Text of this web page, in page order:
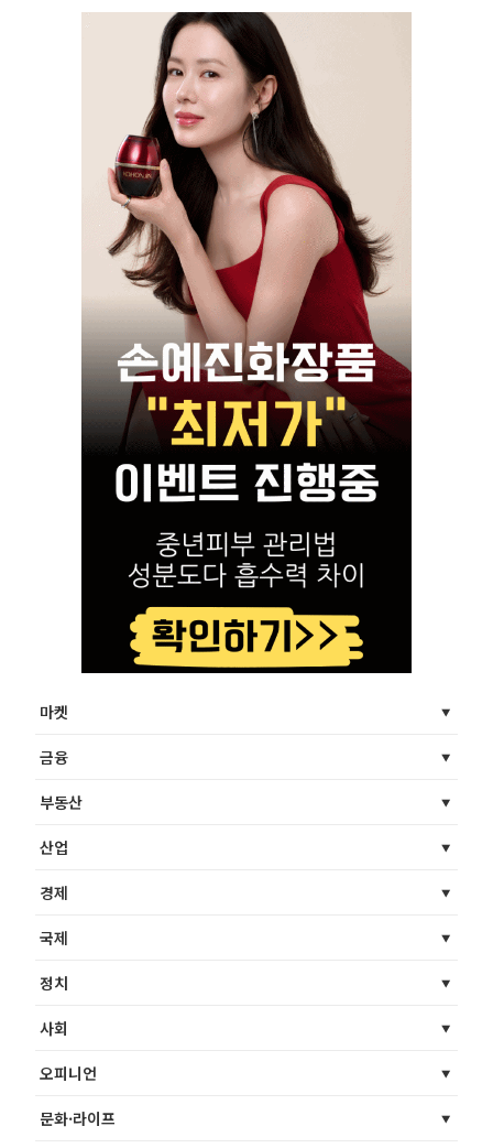
마켓
금융
부동산
산업
경제
국제
정치
사회
오피니언
문화·라이프